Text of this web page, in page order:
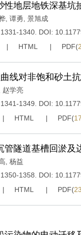
性地层地铁深基坑
谭勇 景旭成
1340. DOI:
HTML PDF(
线对非饱和砂土
赵学亮
1349.
DOI:
HTML PDF(
管隧道基槽回淤及
杨益
1358.
DOI:
HTML PDF(